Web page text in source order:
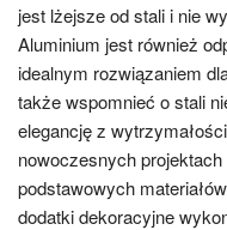
jest lżejsze od stali i nie
Aluminium jest również
idealnym rozwiązaniem
także wspomnieć o stali
elegancję z
nowoczesnych
podstawowych
dodatki dekoracyjne